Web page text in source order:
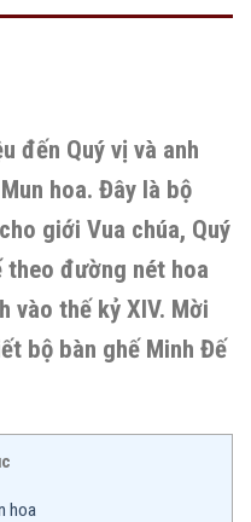
đến Quý vị và anh
hoa. Đây là bộ
giới Vua chúa, Quý
đường nét hoa
vào thế kỷ XIV. Mời
bộ bàn ghế Minh Đế
hoa